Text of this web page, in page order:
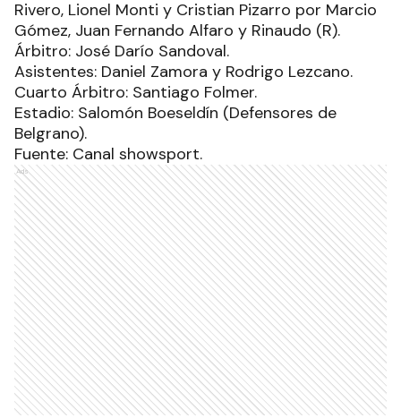
Rivero, Lionel Monti y Cristian Pizarro por Marcio
Gómez, Juan Fernando Alfaro y Rinaudo (R).
Árbitro: José Darío Sandoval.
Asistentes: Daniel Zamora y Rodrigo Lezcano.
Cuarto Árbitro: Santiago Folmer.
Estadio: Salomón Boeseldín (Defensores de
Belgrano).
Fuente: Canal showsport.
Ads